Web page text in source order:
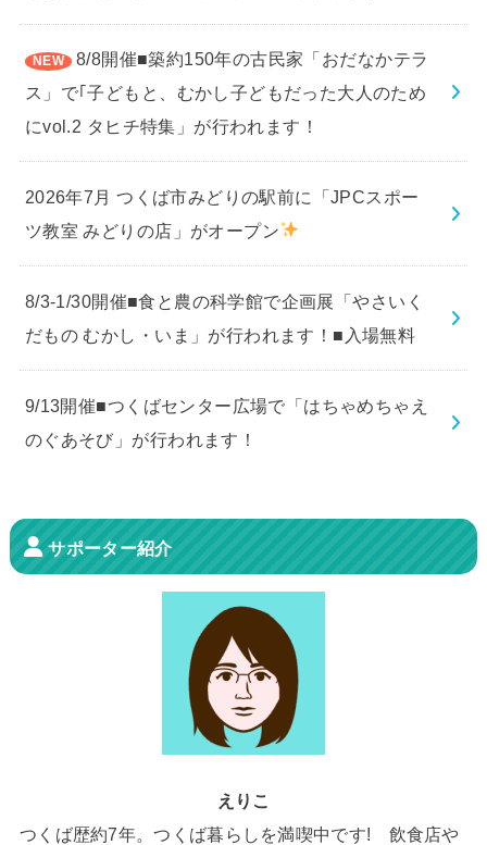
8/8開催■築約150年の古民家「おだなかテラ
ス」で｢子どもと、むかし子どもだった大人のため
にvol.2 タヒチ特集」が行われます！
2026年7月 つくば市みどりの駅前に「JPCスポー
ツ教室 みどりの店」がオープン
8/3-1/30開催■食と農の科学館で企画展「やさいく
だもの むかし・いま」が行われます！■入場無料
9/13開催■つくばセンター広場で「はちゃめちゃえ
のぐあそび」が行われます！
サポーター紹介
えりこ
つくば歴約7年。つくば暮らしを満喫中です! 飲食店や